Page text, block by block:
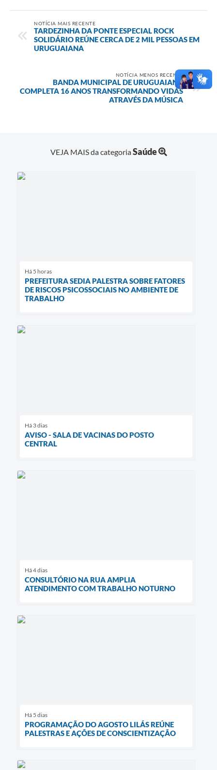
NOTÍCIA MAIS RECENTE
TARDEZINHA DA PONTE ESPECIAL ROCK
SOLIDÁRIO REÚNE CERCA DE 2 MIL PESSOAS EM
URUGUAIANA
NOTÍCIA MENOS RECENTE
BANDA MUNICIPAL DE URUGUAIANA
COMPLETA 16 ANOS TRANSFORMANDO VIDAS
ATRAVÉS DA MÚSICA
VEJA MAIS da categoriaSaúde
Há 5 horas
PREFEITURA SEDIA PALESTRA SOBRE FATORES
DE RISCOS PSICOSSOCIAIS NO AMBIENTE DE
TRABALHO
Há 3 dias
AVISO - SALA DE VACINAS DO POSTO
CENTRAL
Há 4 dias
CONSULTÓRIO NA RUA AMPLIA
ATENDIMENTO COM TRABALHO NOTURNO
Há 5 dias
PROGRAMAÇÃO DO AGOSTO LILÁS REÚNE
PALESTRAS E AÇÕES DE CONSCIENTIZAÇÃO